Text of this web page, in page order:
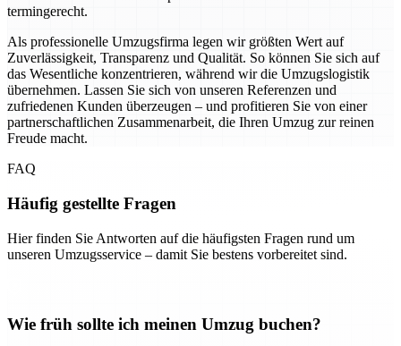
termingerecht.
Als professionelle Umzugsfirma legen wir größten Wert auf
Zuverlässigkeit, Transparenz und Qualität. So können Sie sich auf
das Wesentliche konzentrieren, während wir die Umzugslogistik
übernehmen. Lassen Sie sich von unseren Referenzen und
zufriedenen Kunden überzeugen – und profitieren Sie von einer
partnerschaftlichen Zusammenarbeit, die Ihren Umzug zur reinen
Freude macht.
FAQ
Häufig gestellte Fragen
Hier finden Sie Antworten auf die häufigsten Fragen rund um
unseren Umzugsservice – damit Sie bestens vorbereitet sind.
Wie früh sollte ich meinen Umzug buchen?